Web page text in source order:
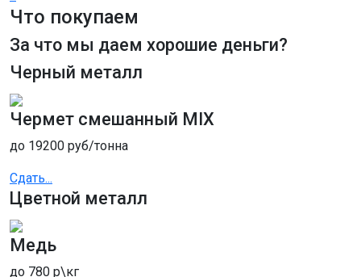
наличие собственного транспорта и
грузчиков, что ускоряет обработку заказов;
демонтаж крупных металлических
конструкций с использованием
последующим вывозом;
точное измерение с помощью
профессиональных весов;
конкурентные расценки на металлолом;
Прием черного металла м.
Что покупаем
За что мы даем хорошие деньги?
Черный металл
Чермет смешанный MIX
до 19200 руб/тонна
Сдать...
Цветной металл
Медь
до 780 р\кг